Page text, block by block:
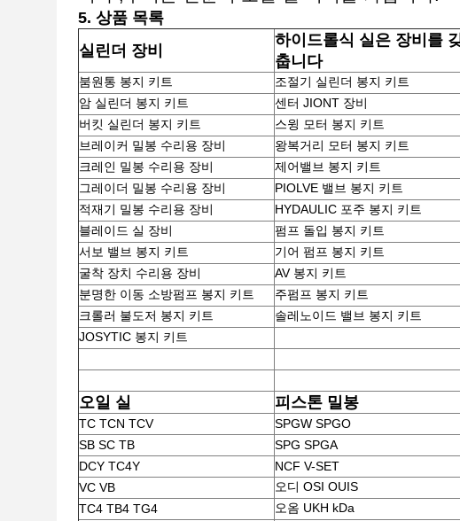
5. 상품 목록
실린더 장비
하이드롤식 실은 장비를
춥니다
붐원통 봉지 키트 조절기 실린더 봉지 키트
암 실린더 봉지 키트
센터 JIONT 장비
버킷 실린더 봉지 키트
스윙 모터 봉지 키트
브레이커 밀봉 수리용 장비
왕복거리 모터 봉지 키트
크레인 밀봉 수리용 장비
제어밸브 봉지 키트
그레이더 밀봉 수리용 장비
PIOLVE 밸브 봉지 키트
적재기 밀봉 수리용 장비
HYDAULIC 포주 봉지 키트
블레이드 실 장비
펌프 돌입 봉지 키트
서보 밸브 봉지 키트
기어 펌프 봉지 키트
굴착 장치 수리용 장비
AV 봉지 키트
분명한 이동 소방펌프 봉지 키트
주펌프 봉지 키트
크롤러 불도저 봉지 키트
솔레노이드 밸브 봉지 키트
JOSYTIC 봉지 키트
오일 실 피스톤 밀봉
TC TCN TCV SPGW SPGO
SB SC TB
SPG SPGA
DCY TC4Y
NCF V-SET
VC VB
오디 OSI OUIS
TC4 TB4 TG4
오옴 UKH kDa